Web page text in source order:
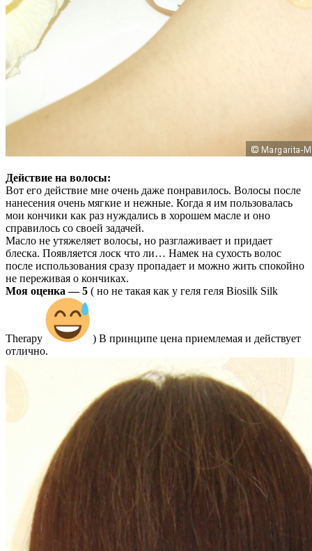
Действие на волосы:
Вот его действие мне очень даже понравилось. Волосы после
нанесения очень мягкие и нежные. Когда я им пользовалась
мои кончики как раз нуждались в хорошем масле и оно
справилось со своей задачей.
Масло не утяжеляет волосы, но разглаживает и придает
блеска. Появляется лоск что ли… Намек на сухость волос
после использования сразу пропадает и можно жить спокойно
не переживая о кончиках.
Моя оценка — 5 ( но не такая как у геля геля Biosilk Silk
Therapy
) В принципе цена приемлемая и действует
отлично.